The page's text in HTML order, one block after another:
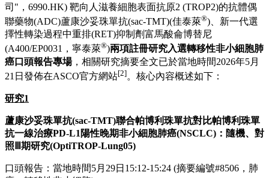
司"，6990.HK) 靶向人滋養細胞表面抗原2 (TROP2)的抗體偶
聯藥物(ADC)蘆康沙妥珠單抗(sac-TMT)(佳泰萊®)、新一代選
擇性轉染過程中重排(RET)抑制劑富馬酸侖博替尼
(A400/EP0031，寧泰萊®)兩項註冊研究入選轉移性非小細胞肺
癌口頭報告專場，相關研究摘要全文已於當地時間2026年5月
21日發佈在ASCO官方網站[2]。核心內容概述如下：
研究1
蘆康沙妥珠單抗(sac-TMT)聯合帕博利珠單抗對比帕博利珠單
抗一線治療PD-L1 陽性晚期非小細胞肺癌(NSCLC) ：隨機、對
照Ⅲ期研究(OptiTROP-Lung05)
口頭報告：當地時間5月29日15:12-15:24 (摘要編號#8506，肺